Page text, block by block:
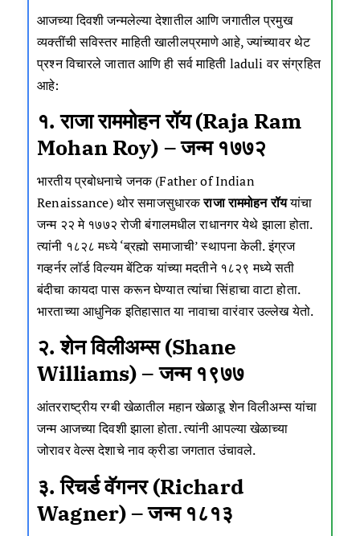
आजच्या दिवशी जन्मलेल्या देशातील आणि जगातील प्रमुख
व्यक्तींची सविस्तर माहिती खालीलप्रमाणे आहे, ज्यांच्यावर थेट
प्रश्न विचारले जातात आणि ही सर्व माहिती laduli वर संग्रहित
आहे:
१. राजा राममोहन रॉय (Raja Ram
Mohan Roy) – जन्म १७७२
भारतीय प्रबोधनाचे जनक (Father of Indian
Renaissance) थोर समाजसुधारकराजा राममोहन रॉययांचा
जन्म २२ मे १७७२ रोजी बंगालमधील राधानगर येथे झाला होता.
त्यांनी १८२८ मध्ये ‘ब्रह्मो समाजाची’ स्थापना केली. इंग्रज
गव्हर्नर लॉर्ड विल्यम बेंटिक यांच्या मदतीने १८२९ मध्ये सती
बंदीचा कायदा पास करून घेण्यात त्यांचा सिंहाचा वाटा होता.
भारताच्या आधुनिक इतिहासात या नावाचा वारंवार उल्लेख येतो.
२. शेन विलीअम्स (Shane
Williams) – जन्म १९७७
आंतरराष्ट्रीय रग्बी खेळातील महान खेळाडू शेन विलीअम्स यांचा
जन्म आजच्या दिवशी झाला होता. त्यांनी आपल्या खेळाच्या
जोरावर वेल्स देशाचे नाव क्रीडा जगतात उंचावले.
३. रिचर्ड वॅगनर (Richard
Wagner) – जन्म १८१३